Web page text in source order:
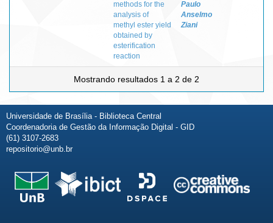
methods for the
analysis of
methyl ester yield
obtained by
esterification
reaction
Paulo
Anselmo
Ziani
Mostrando resultados 1 a 2 de 2
Universidade de Brasília - Biblioteca Central
Coordenadoria de Gestão da Informação Digital - GID
(61) 3107-2683
repositorio@unb.br